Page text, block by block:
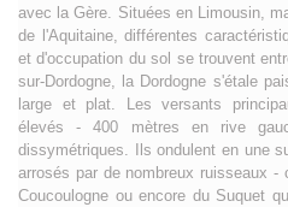
avec la Gère. Situées en Limousin,
de l'Aquitaine, différentes
et d'occupation du sol se trouvent
sur-Dordogne, la Dordogne s'étale
large et plat. Les versants
élevés - 400 mètres en rive
dissymétriques. Ils ondulent en une
arrosés par de nombreux ruisseaux -
Coucoulogne ou encore du Suquet